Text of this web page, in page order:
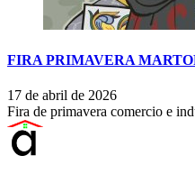
FIRA PRIMAVERA
17 de abril de 2026
Fira de primavera comercio e